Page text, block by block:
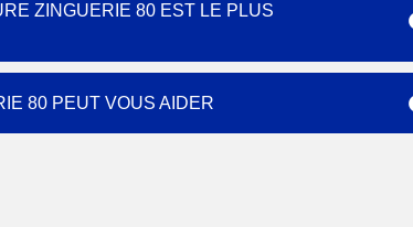
ZINGUERIE 80 EST LE PLUS
80 PEUT VOUS AIDER